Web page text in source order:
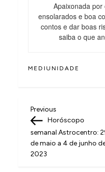
Apaixonada
ensolarados e boa
contos e dar boas
saiba o que
MEDIUNIDADE
N
a
v
e
Previous
Post
Previous
Horóscopo
semanal Astrocentro:
de maio a 4 de junho
2023